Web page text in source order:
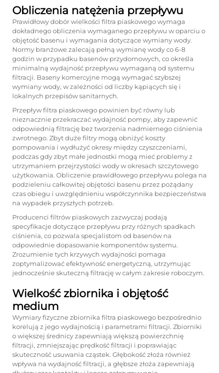
Obliczenia natężenia przepływu
Prawidłowy dobór wielkości filtra piaskowego wymaga
dokładnego obliczenia wymaganego przepływu w oparciu o
objętość basenu i wymagania dotyczące wymiany wody.
Normy branżowe zalecają pełną wymianę wody co 6-8
godzin w przypadku basenów przydomowych, co określa
minimalną wydajność przepływu wymaganą od systemu
filtracji. Baseny komercyjne mogą wymagać szybszej
wymiany wody, w zależności od liczby kąpiących się i
lokalnych przepisów sanitarnych.
Przepływ filtra piaskowego powinien być równy lub
nieznacznie przekraczać wydajność pompy, aby zapewnić
odpowiednią filtrację bez tworzenia nadmiernego ciśnienia
zwrotnego. Zbyt duże filtry mogą obniżyć koszty
pompowania i wydłużyć okresy między czyszczeniami,
podczas gdy zbyt małe jednostki mogą mieć problemy z
utrzymaniem przejrzystości wody w okresach szczytowego
użytkowania. Obliczenie prawidłowego przepływu polega na
podzieleniu całkowitej objętości basenu przez pożądany
czas obiegu i uwzględnieniu współczynnika bezpieczeństwa
na wypadek przyszłych potrzeb.
Producenci filtrów piaskowych zazwyczaj podają
specyfikacje dotyczące przepływu przy różnych spadkach
ciśnienia, co pozwala specjalistom od basenów na
odpowiednie dopasowanie komponentów systemu.
Zrozumienie tych krzywych wydajności pomaga
zoptymalizować efektywność energetyczną, utrzymując
jednocześnie skuteczną filtrację w całym zakresie roboczym.
Wielkość zbiornika i objętość
medium
Wymiary fizyczne zbiornika filtra piaskowego bezpośrednio
korelują z jego wydajnością i parametrami filtracji. Zbiorniki
o większej średnicy zapewniają większą powierzchnię
filtracji, zmniejszając prędkość filtracji i poprawiając
skuteczność usuwania cząstek. Głębokość złoża również
wpływa na wydajność filtracji, a głębsze złoża zapewniają